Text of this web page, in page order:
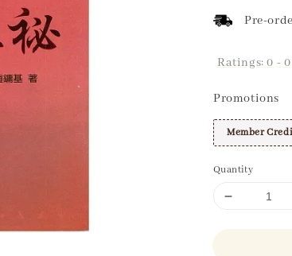
Pre-
Ratings:0 - 0
Promotions
Member
Quantity